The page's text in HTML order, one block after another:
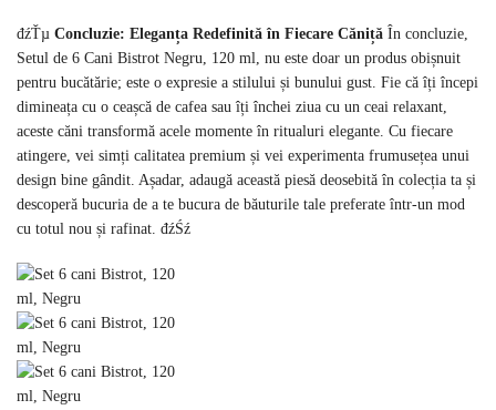
đźŤµ Concluzie: Eleganța Redefinită în Fiecare Căniță În concluzie,
Setul de 6 Cani Bistrot Negru, 120 ml, nu este doar un produs obișnuit
pentru bucătărie; este o expresie a stilului și bunului gust. Fie că îți începi
dimineața cu o ceașcă de cafea sau îți închei ziua cu un ceai relaxant,
aceste căni transformă acele momente în ritualuri elegante. Cu fiecare
atingere, vei simți calitatea premium și vei experimenta frumusețea unui
design bine gândit. Așadar, adaugă această piesă deosebită în colecția ta și
descoperă bucuria de a te bucura de băuturile tale preferate într-un mod
cu totul nou și rafinat. đźŚź